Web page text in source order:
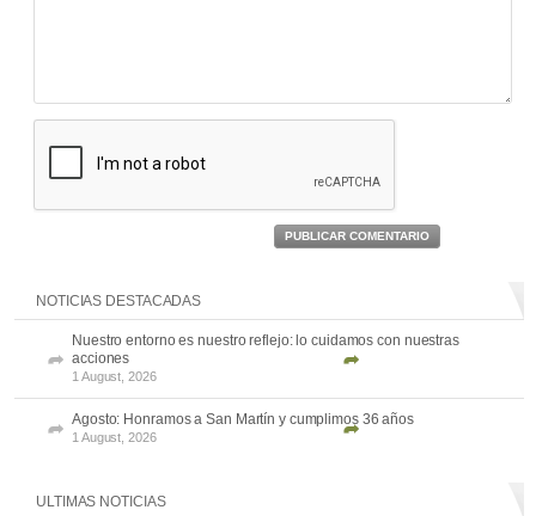
PUBLICAR COMENTARIO
NOTICIAS DESTACADAS
Nuestro entorno es nuestro reflejo: lo cuidamos con nuestras
acciones
1 August, 2026
Agosto: Honramos a San Martín y cumplimos 36 años
1 August, 2026
ULTIMAS NOTICIAS